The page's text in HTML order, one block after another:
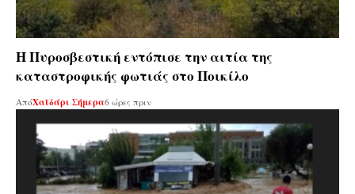
Η Πυροσβεστική εντόπισε την αιτία της
καταστροφικής φωτιάς στο Ποικίλο
ΑπόΧαϊδάρι Σήμερα6 ώρες πριν